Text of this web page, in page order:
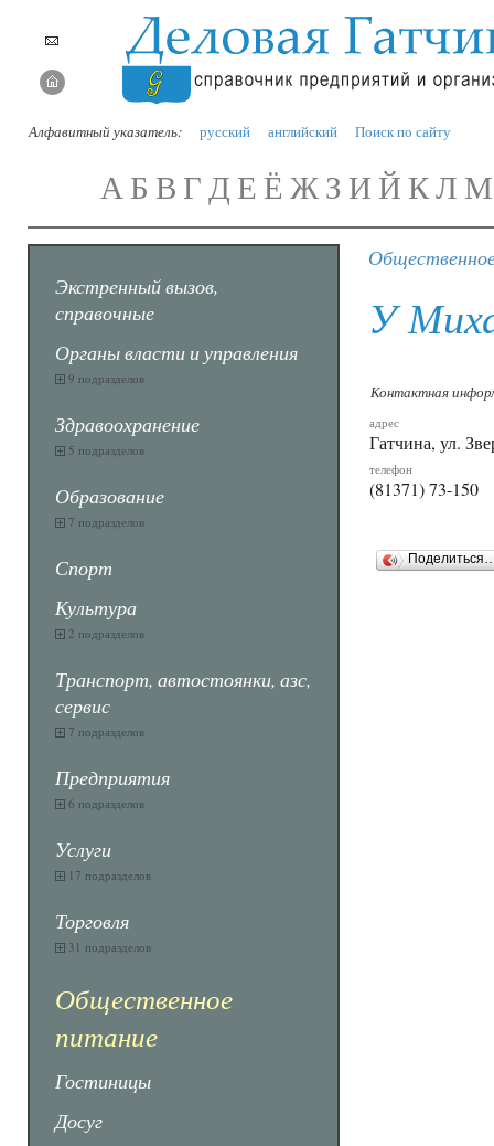
Алфавитный указатель: русский английский Поиск по сайту
АБ В ГД Е ЁЖЗ И Й КЛ М
Экстренный вызов,
справочные
Органы власти и управления
9 подразделов
Здравоохранение
5 подразделов
Образование
7 подразделов
Спорт
Культура
2 подразделов
Транспорт, автостоянки, азс,
сервис
7 подразделов
Предприятия
6 подразделов
Услуги
17 подразделов
Торговля
31 подразделов
Общественное
питание
Гостиницы
Досуг
У
Контактная
адрес
Гатчина, ул.
телефон
(81371) 73-150